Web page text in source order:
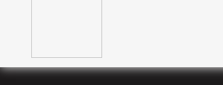
101.6mm(5)
30mm(3)